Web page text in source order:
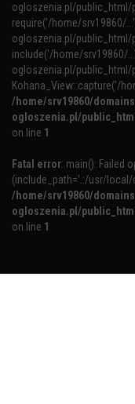
ogloszenia.pl/
require('/home/srv19860/
ogloszenia.pl/
include('/home/srv19860/
ogloszenia.pl/
Kohana_View::capture('/
/home/srv19860/
ogloszenia.pl/
on line 1
Fatal error: main(): Failed
(include_path='.:/usr/
/home/srv19860/
ogloszenia.pl/
on line 1